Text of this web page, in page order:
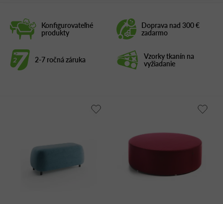
Konfigurovateľné
produkty
Doprava nad 300 €
zadarmo
2-7 ročná záruka Vzorky tkanín na
vyžiadanie